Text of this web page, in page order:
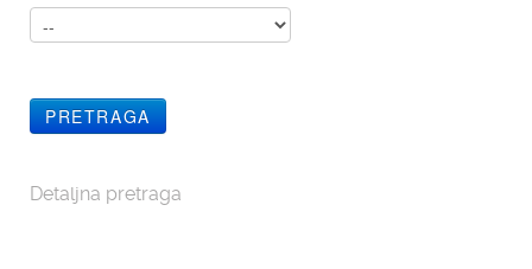
Detaljna pretraga